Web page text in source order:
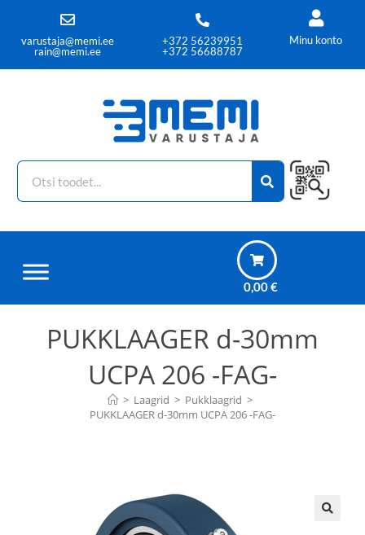
varustaja@memi.ee
rain@memi.ee
+372 56239951
+372 56688787
Minu konto
0,00€
PUKKLAAGER d-30mm
UCPA 206 -FAG-
> Laagrid > Pukklaagrid >
PUKKLAAGER d-30mm UCPA 206 -FAG-